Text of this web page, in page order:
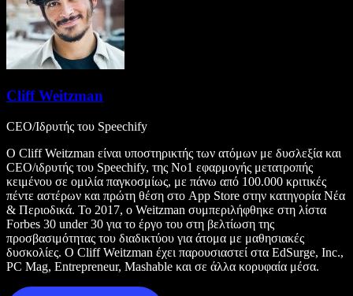
Cliff Weitzman
CEO/Ιδρυτής του Speechify
Ο Cliff Weitzman είναι υποστηρικτής των ατόμων με δυσλεξία και
CEO/ιδρυτής του Speechify, της Νο1 εφαρμογής μετατροπής
κειμένου σε ομιλία παγκοσμίως, με πάνω από 100.000 κριτικές
πέντε αστέρων και πρώτη θέση στο App Store στην κατηγορία Νέα
& Περιοδικά. Το 2017, ο Weitzman συμπεριλήφθηκε στη λίστα
Forbes 30 under 30 για το έργο του στη βελτίωση της
προσβασιμότητας του διαδικτύου για άτομα με μαθησιακές
δυσκολίες. Ο Cliff Weitzman έχει παρουσιαστεί στα EdSurge, Inc.,
PC Mag, Entrepreneur, Mashable και σε άλλα κορυφαία μέσα.